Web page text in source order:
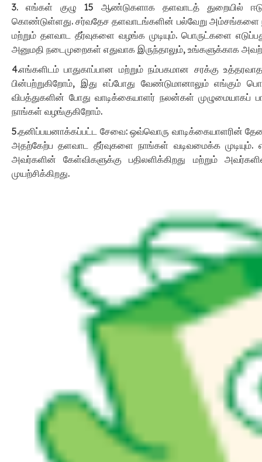
3. எங்கள் குழு 15 ஆண்டுகளாக தளவாடத் துறையில்
கொண்டுள்ளது. சர்வதேச தளவாடங்களின் பல்வேறு அம்சங்களை
மற்றும் தளவாட தீர்வுகளை வழங்க முடியும். பொருட்களை
அனுமதி நடைமுறைகள் எதுவாக இருந்தாலும், உங்களுக்காக
4.எங்களிடம் பாதுகாப்பான மற்றும் நம்பகமான சரக்கு
பின்பற்றுகிறோம், இது எப்போது வேண்டுமானாலும் எங்கும்
விபத்துகளின் போது வாடிக்கையாளர் நலன்கள் முழுமையாகப்
நாங்கள் வழங்குகிறோம்.
5.தனிப்பயனாக்கப்பட்ட சேவை: ஒவ்வொரு வாடிக்கையாளரின்
அதற்கேற்ப தளவாட தீர்வுகளை நாங்கள் வடிவமைக்க முடியும்.
அவர்களின் கேள்விகளுக்கு பதிலளிக்கிறது மற்றும்
முயற்சிக்கிறது.